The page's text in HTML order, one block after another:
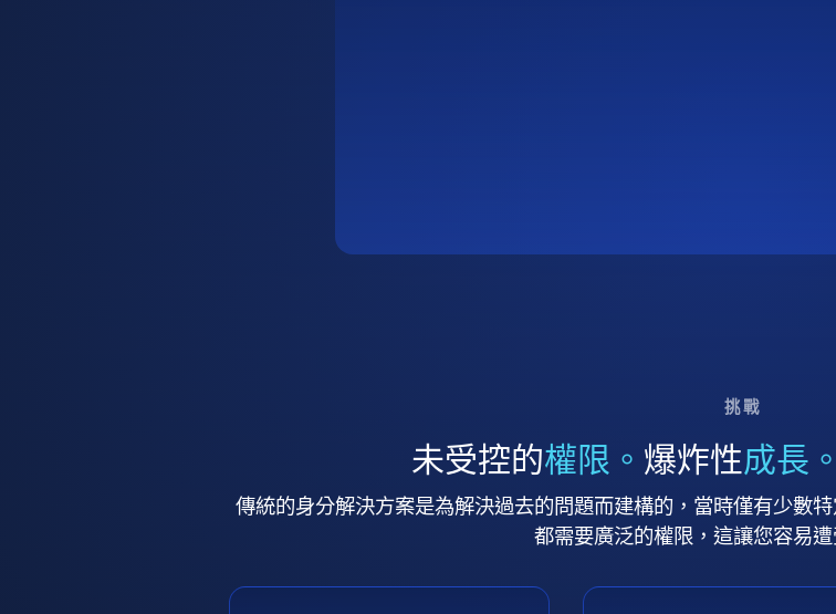
挑戰
未受控的權限。 爆炸性成長。
傳統的身分解決方案是為解決過去的問題而建構的，當時僅有少數
都需要廣泛的權限，這讓您容易遭